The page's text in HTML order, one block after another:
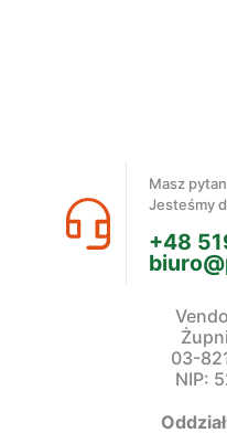
Masz
Jesteśmy
+48
03-
NIP: